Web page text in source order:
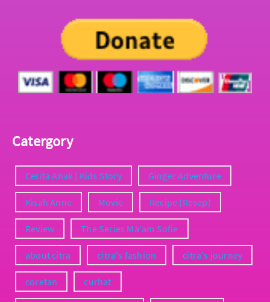
Catergory
Cerita Anak | Kids Story Ginger Adventure
Kisah Anne Movie Recipe (Resep)
Review The Series Ma'am Sofie
about citra citra's fashion citra's journey
coretan curhat